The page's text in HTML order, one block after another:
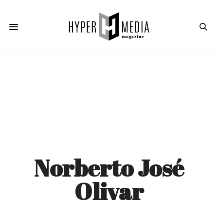
Norberto José
Olivar